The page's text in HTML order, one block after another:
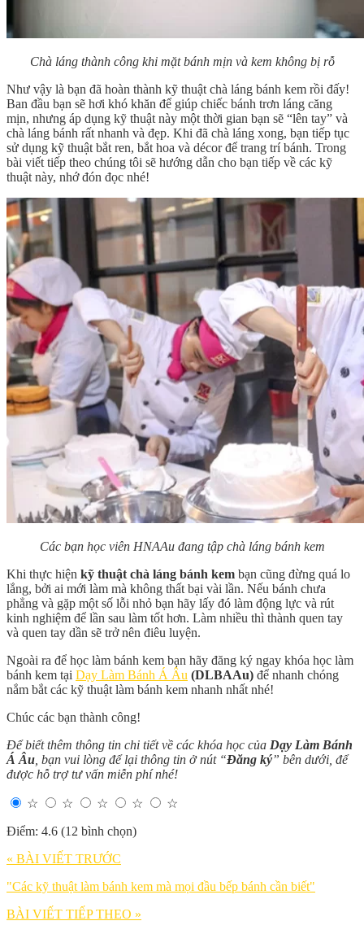
Chà láng thành công khi mặt bánh mịn và kem không bị rỗ
Như vậy là bạn đã hoàn thành kỹ thuật chà láng bánh kem rồi đấy!
Ban đầu bạn sẽ hơi khó khăn để giúp chiếc bánh trơn láng căng
mịn, nhưng áp dụng kỹ thuật này một thời gian bạn sẽ “lên tay” và
chà láng bánh rất nhanh và đẹp. Khi đã chà láng xong, bạn tiếp tục
sử dụng kỹ thuật bắt ren, bắt hoa và décor để trang trí bánh. Trong
bài viết tiếp theo chúng tôi sẽ hướng dẫn cho bạn tiếp về các kỹ
thuật này, nhớ đón đọc nhé!
Các bạn học viên HNAAu đang tập chà láng bánh kem
Khi thực hiện kỹ thuật chà láng bánh kem bạn cũng đừng quá lo
lắng, bởi ai mới làm mà không thất bại vài lần. Nếu bánh chưa
phẳng và gặp một số lỗi nhỏ bạn hãy lấy đó làm động lực và rút
kinh nghiệm để lần sau làm tốt hơn. Làm nhiều thì thành quen tay
và quen tay dần sẽ trở nên điêu luyện.
Ngoài ra để học làm bánh kem bạn hãy đăng ký ngay khóa học làm
bánh kem tại Dạy Làm Bánh Á Âu (DLBAAu) để nhanh chóng
nắm bắt các kỹ thuật làm bánh kem nhanh nhất nhé!
Chúc các bạn thành công!
Để biết thêm thông tin chi tiết về các khóa học của Dạy Làm Bánh
Á Âu , bạn vui lòng để lại thông tin ở nút “Đăng ký” bên dưới, để
được hỗ trợ tư vấn miễn phí nhé!
☆ ☆ ☆ ☆
☆
Điểm: 4.6 (12 bình chọn)
« BÀI VIẾT TRƯỚC
"Các kỹ thuật làm bánh kem mà mọi đầu bếp bánh cần biết"
BÀI VIẾT TIẾP THEO »